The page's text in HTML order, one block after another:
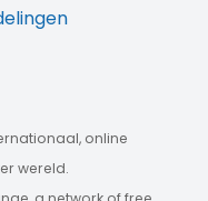
online
wereld.